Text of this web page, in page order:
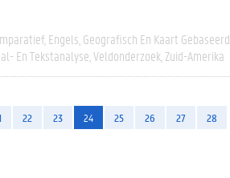
Engels Geografisch En Kaart Gebaseerd
En Tekstanalyse Veldonderzoek Zuid-Amerika
22 23 24 25 26 27 28